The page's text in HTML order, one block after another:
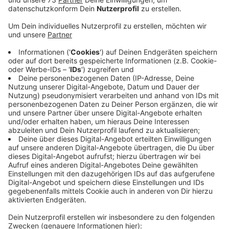
Anzeige
Die Bocholter Stadtgeschichte
Anzeige
Um 12 Uhr soll das Buch auf dem neuen Spielplatz auf
dem kubaai-Gelände vorgestellt werden. Bokeltje
wurde extra für diese Geschichte entwickelt und
nimmt die Kinder mit auf eine große Reise durch die
Bocholter Stadtgeschichte. Ihr könnt das Buch
kaufen, in der Stadtbibliothek und bei der
Touristinformation. Aber auch in der Mayerschen und
der Buchhandlung Seitenblick ist das Buch für 12,90
Euro zu haben.